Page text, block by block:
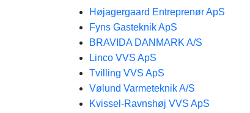
Højagergaard Entreprenør ApS
Fyns Gasteknik​ ApS
BRAVIDA DANMARK A/S
Linco VVS ApS
Tvilling VVS ApS
Vølund Varmeteknik A/S
Kvissel-Ravnshøj VVS ApS